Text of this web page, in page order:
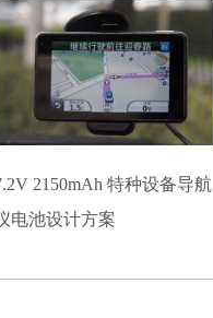
2150mAh 特种设备导航
电池设计方案